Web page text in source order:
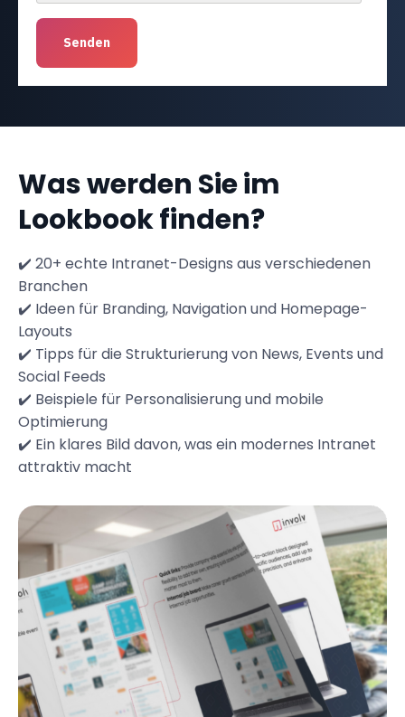
Was werden Sie im
Lookbook finden?
✔️ 20+ echte Intranet-Designs aus verschiedenen
Branchen
✔️ Ideen für Branding, Navigation und Homepage-
Layouts
✔️ Tipps für die Strukturierung von News, Events und
Social Feeds
✔️ Beispiele für Personalisierung und mobile
Optimierung
✔️ Ein klares Bild davon, was ein modernes Intranet
attraktiv macht